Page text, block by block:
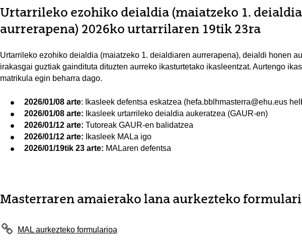
Urtarrileko ezohiko deialdia (maiatzeko 1.
aurrerapena) 2026ko urtarrilaren 19tik 23ra
Urtarrileko ezohiko deialdia (maiatzeko 1. deialdiaren aurrerapena), deialdi honen
irakasgai guztiak gaindituta dituzten aurreko ikasturtetako ikasleentzat. Aurtengo
matrikula egin beharra dago.​​​​
2026/01/08 arte: Ikasleek defentsa eskatzea (hefa.bblhmasterra@ehu.eus
2026/01/08 arte: Ikasleek urtarrileko deialdia aukeratzea (GAUR-en)
2026/01/12 arte: Tutoreak GAUR-en balidatzea
2026/01/12 arte: Ikasleek MALa igo
2026/01/19tik 23 arte: MALaren defentsa
Masterraren amaierako lana aurkezteko
MAL aurkezteko formularioa